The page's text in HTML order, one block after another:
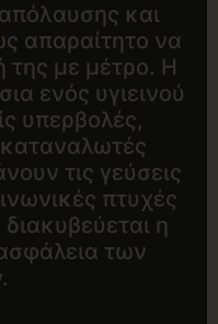
και
απαραίτητο να
της με μέτρο. Η
ενός υγιεινού
υπερβολές,
καταναλωτές
τις γεύσεις
πτυχές
η
των